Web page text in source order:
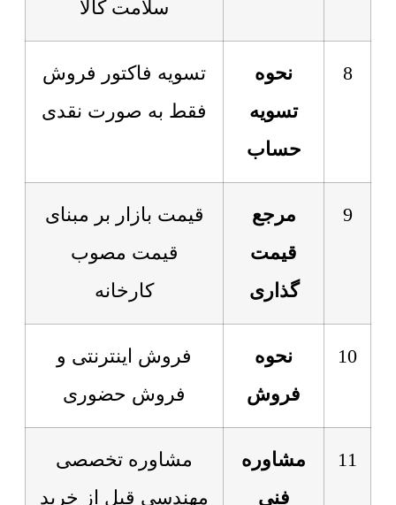
سلامت کالا
8
نحوه
تسویه
حساب
تسویه فاکتور فروش
فقط به صورت نقدی
9
مرجع
قیمت
گذاری
قیمت بازار بر مبنای
قیمت مصوب
کارخانه
10
نحوه
فروش
فروش اینترنتی و
فروش حضوری
11
مشاوره
فنی
مشاوره تخصصی
مهندسی قبل از خرید